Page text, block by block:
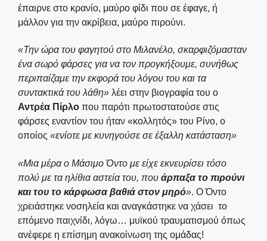
έπαιρνε στο κρανίο, μαύρο φίδι που σε έφαγε, ή
μάλλον για την ακρίβεια, μαύρο πιρούνι.
«Την ώρα του φαγητού στο Μιλανέλο, σκαρφιζόμασταν
ένα σωρό φάρσες για να τον προγκήξουμε, συνήθως
περιπαίζαμε την εκφορά του λόγου του και τα
συντακτικά του λάθη» λέει στην βιογραφία του ο
Αντρέα Πίρλο που παρότι πρωτοστατούσε στις
φάρσες εναντίον του ήταν «κολλητός» του Ρίνο, ο
οποίος «ενίοτε με κυνηγούσε σε έξαλλη κατάσταση»
«Μια μέρα ο Μάσιμο Όντο με είχε εκνευρίσει τόσο
πολύ με τα ηλίθια αστεία του, που άρπαξα το πιρούνι
και του το κάρφωσα βαθιά στον μηρό». Ο Όντο
χρειάστηκε νοσηλεία και αναγκάστηκε να χάσει το
επόμενο παιχνίδι, λόγω… μυϊκού τραυματισμού όπως
ανέφερε η επίσημη ανακοίνωση της ομάδας!